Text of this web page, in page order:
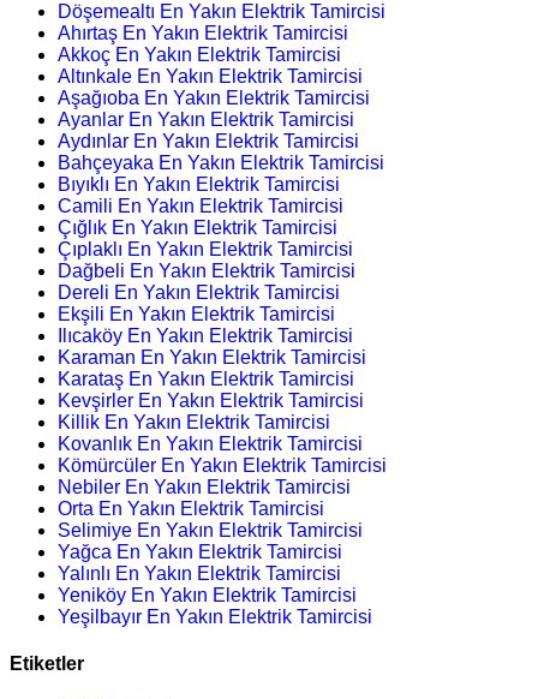
Döşemealtı En Yakın Elektrik Tamircisi
Ahırtaş En Yakın Elektrik Tamircisi
Akkoç En Yakın Elektrik Tamircisi
Altınkale En Yakın Elektrik Tamircisi
Aşağıoba En Yakın Elektrik Tamircisi
Ayanlar En Yakın Elektrik Tamircisi
Aydınlar En Yakın Elektrik Tamircisi
Bahçeyaka En Yakın Elektrik Tamircisi
Bıyıklı En Yakın Elektrik Tamircisi
Camili En Yakın Elektrik Tamircisi
Çığlık En Yakın Elektrik Tamircisi
Çıplaklı En Yakın Elektrik Tamircisi
Dağbeli En Yakın Elektrik Tamircisi
Dereli En Yakın Elektrik Tamircisi
Ekşili En Yakın Elektrik Tamircisi
Ilıcaköy En Yakın Elektrik Tamircisi
Karaman En Yakın Elektrik Tamircisi
Karataş En Yakın Elektrik Tamircisi
Kevşirler En Yakın Elektrik Tamircisi
Killik En Yakın Elektrik Tamircisi
Kovanlık En Yakın Elektrik Tamircisi
Kömürcüler En Yakın Elektrik Tamircisi
Nebiler En Yakın Elektrik Tamircisi
Orta En Yakın Elektrik Tamircisi
Selimiye En Yakın Elektrik Tamircisi
Yağca En Yakın Elektrik Tamircisi
Yalınlı En Yakın Elektrik Tamircisi
Yeniköy En Yakın Elektrik Tamircisi
Yeşilbayır En Yakın Elektrik Tamircisi
Etiketler